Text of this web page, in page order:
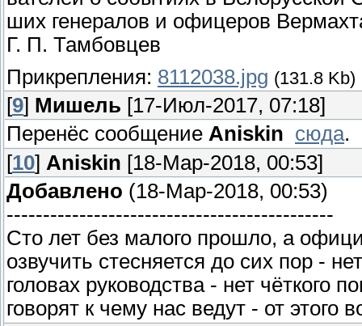
ших генералов и офицеров
Г. П. Тамбовцев
Прикрепления: 8112038.jpg (131.8 Kb)
[9] Мишель [17-Июл-2017, 07:18]
Перенёс сообщение Aniskin сюда.
[10] Aniskin [18-Мар-2018, 00:53]
Добавлено (18-Мар-2018, 00:53)
---------------------------------------------
Сто лет без малого прошло, а
озвучить стесняется до сих пор -
головах руководства - нет
говорят к чему нас ведут - от